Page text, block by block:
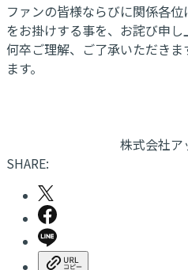
ファンの皆様ならびに関係各
をお掛けする事を、お詫び申し
何卒ご理解、ご了承いただき
ます。
株式会社ア
SHARE: